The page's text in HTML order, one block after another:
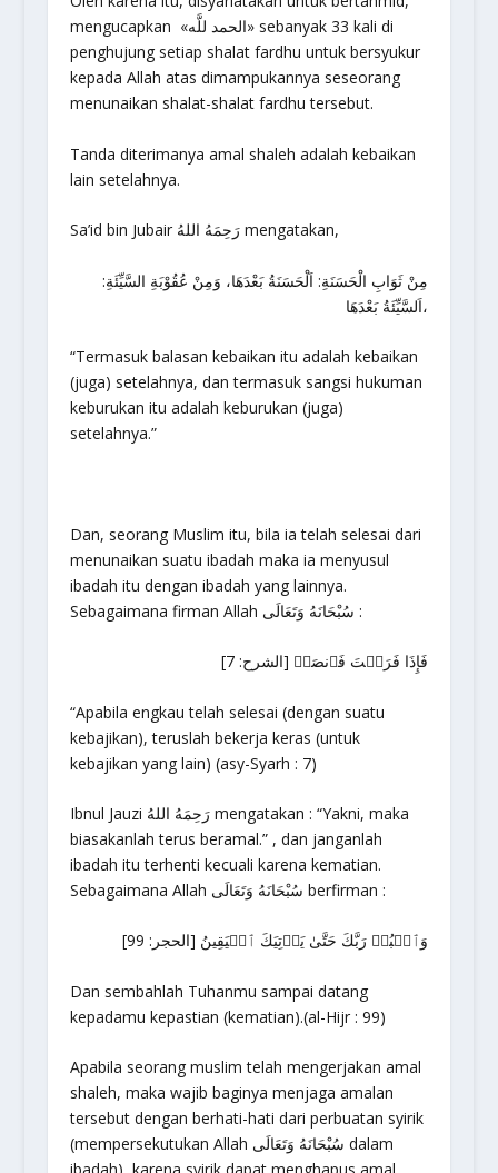
mengucapkan «الحمد للَّه» sebanyak 33 kali di
penghujung setiap shalat fardhu untuk bersyukur
kepada Allah atas dimampukannya seseorang
menunaikan shalat-shalat fardhu tersebut.
Tanda diterimanya amal shaleh adalah kebaikan
lain setelahnya.
Sa’id bin Jubair رَحِمَهُ اللهُ mengatakan,
مِنْ ثَوَابِ الْحَسَنَةِ: اَلْحَسَنَةُ بَعْدَهَا، وَمِنْ عُقُوْبَةِ السَّيِّئَةِ:
اَلسَّيِّئَةُ بَعْدَهَا،
“Termasuk balasan kebaikan itu adalah kebaikan
(juga) setelahnya, dan termasuk sangsi hukuman
keburukan itu adalah keburukan (juga)
setelahnya.”
Dan, seorang Muslim itu, bila ia telah selesai dari
menunaikan suatu ibadah maka ia menyusul
ibadah itu dengan ibadah yang lainnya.
Sebagaimana firman Allah سُبْحَانَهُ وَتَعَالَى :
فَإِذَا فَرَغۡتَ فَٱنصَبۡ [الشرح: 7]
“Apabila engkau telah selesai (dengan suatu
kebajikan), teruslah bekerja keras (untuk
kebajikan yang lain) (asy-Syarh : 7)
Ibnul Jauzi رَحِمَهُ اللهُ mengatakan : “Yakni, maka
biasakanlah terus beramal.” , dan janganlah
ibadah itu terhenti kecuali karena kematian.
Sebagaimana Allah سُبْحَانَهُ وَتَعَالَى berfirman :
وَٱعۡبُدۡ رَبَّكَ حَتَّىٰ يَأۡتِيَكَ ٱلۡيَقِينُ [الحجر: 99]
Dan sembahlah Tuhanmu sampai datang
kepadamu kepastian (kematian).(al-Hijr : 99)
Apabila seorang muslim telah mengerjakan amal
shaleh, maka wajib baginya menjaga amalan
tersebut dengan berhati-hati dari perbuatan syirik
(mempersekutukan Allah سُبْحَانَهُ وَتَعَالَى dalam